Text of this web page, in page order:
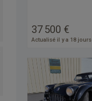
37 500 €
Actualisé il y a 18 jours